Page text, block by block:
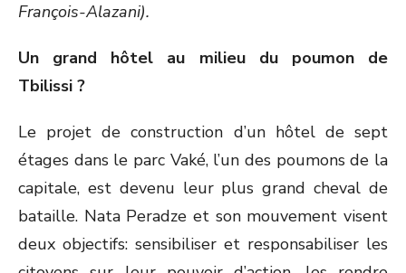
François-Alazani).
Un grand hôtel au milieu du poumon de
Tbilissi ?
Le projet de construction d’un hôtel de sept
étages dans le parc Vaké, l’un des poumons de la
capitale, est devenu leur plus grand cheval de
bataille. Nata Peradze et son mouvement visent
deux objectifs: sensibiliser et responsabiliser les